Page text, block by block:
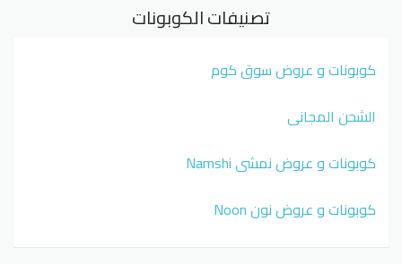
تصنيفات الكوبونات
كوبونات و عروض سوق كوم
الشحن المجاني
كوبونات و عروض نمشي Namshi
كوبونات و عروض نون Noon